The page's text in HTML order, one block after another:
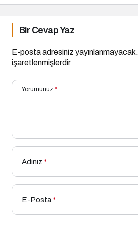
Bir Cevap Yaz
E-posta adresiniz yayınlanmayacak.
işaretlenmişlerdir
Yorumunuz *
Adınız *
E-Posta*